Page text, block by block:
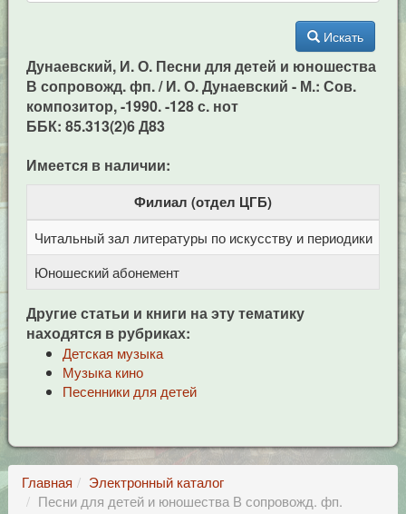
Искать
Дунаевский, И. О. Песни для детей и юношества
В сопровожд. фп. / И. О. Дунаевский - М.: Сов.
композитор, -1990. -128 с. нот
ББК: 85.313(2)6 Д83
Имеется в наличии:
Филиал (отдел ЦГБ)
Читальный зал литературы по искусству и периодики
Юношеский абонемент
Другие статьи и книги на эту тематику
находятся в рубриках:
Детская музыка
Музыка кино
Песенники для детей
Главная
Электронный каталог
Песни для детей и юношества В сопровожд. фп.